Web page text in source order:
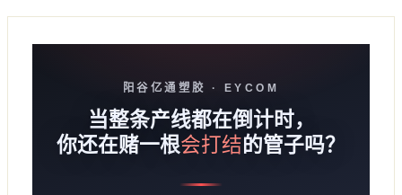
阳谷亿通塑胶 · EYCOM
当整条产线都在倒计时，
你还在赌一根会打结的管子吗？